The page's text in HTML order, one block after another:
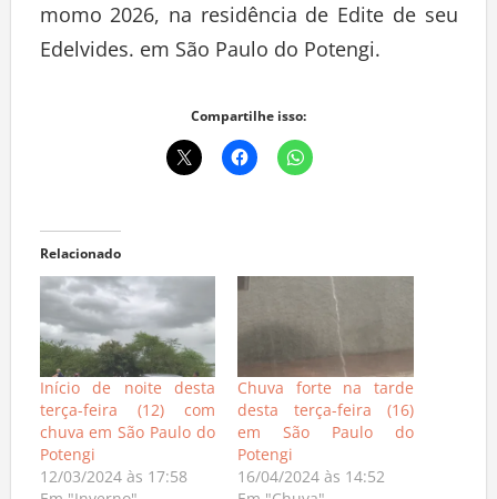
momo 2026, na residência de Edite de seu
Edelvides. em São Paulo do Potengi.
Compartilhe isso:
Relacionado
Início de noite desta
terça-feira (12) com
chuva em São Paulo do
Potengi
12/03/2024 às 17:58
Chuva forte na tarde
desta terça-feira (16)
em São Paulo do
Potengi
16/04/2024 às 14:52